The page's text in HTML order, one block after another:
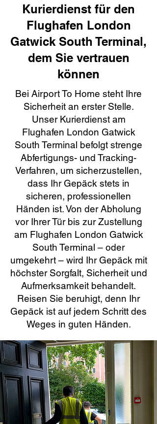
Kurierdienst für den
Flughafen London
Gatwick South Terminal,
dem Sie vertrauen
können
Bei Airport To Home steht Ihre
Sicherheit an erster Stelle.
Unser Kurierdienst am
Flughafen London Gatwick
South Terminal befolgt strenge
Abfertigungs- und Tracking-
Verfahren, um sicherzustellen,
dass Ihr Gepäck stets in
sicheren, professionellen
Händen ist. Von der Abholung
vor Ihrer Tür bis zur Zustellung
am Flughafen London Gatwick
South Terminal – oder
umgekehrt – wird Ihr Gepäck mit
höchster Sorgfalt, Sicherheit und
Aufmerksamkeit behandelt.
Reisen Sie beruhigt, denn Ihr
Gepäck ist auf jedem Schritt des
Weges in guten Händen.